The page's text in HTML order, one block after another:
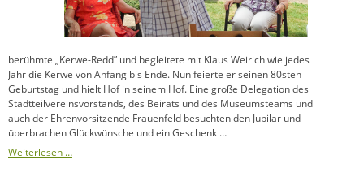
berühmte „Kerwe-Redd” und begleitete mit Klaus Weirich wie jedes
Jahr die Kerwe von Anfang bis Ende. Nun feierte er seinen 80sten
Geburtstag und hielt Hof in seinem Hof. Eine große Delegation des
Stadtteilvereinsvorstands, des Beirats und des Museumsteams und
auch der Ehrenvorsitzende Frauenfeld besuchten den Jubilar und
überbrachen Glückwünsche und ein Geschenk …
Weiterlesen …